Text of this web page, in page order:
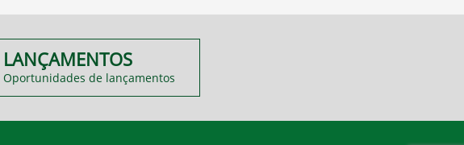
LANÇAMENTOS
Oportunidades de lançamentos